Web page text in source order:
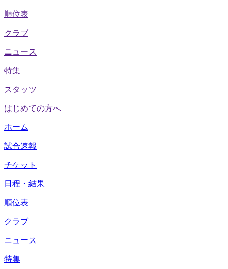
順位表
クラブ
ニュース
特集
スタッツ
はじめての方へ
ホーム
試合速報
チケット
日程・結果
順位表
クラブ
ニュース
特集